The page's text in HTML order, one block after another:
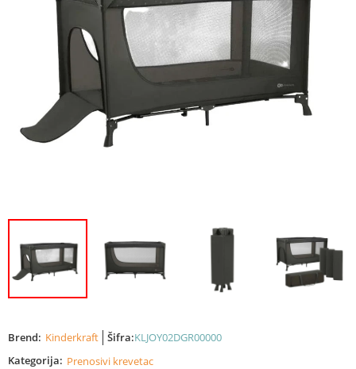
Brend: Kinderkraft Šifra:KLJOY02DGR00000
Kategorija: Prenosivi krevetac